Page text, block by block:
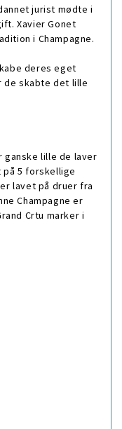
jurist mødte i
Xavier Gonet
i Champagne.
deres eget
de skabte det lille
ganske lille de laver
på 5 forskellige
lavet på druer fra
Champagne er
Crtu marker i